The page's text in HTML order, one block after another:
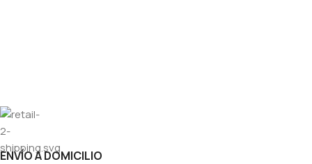
ENVÍO A DOMICILIO